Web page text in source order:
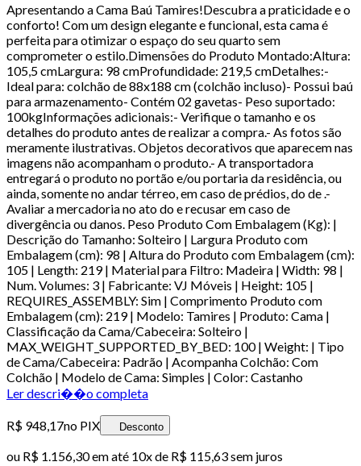
Apresentando a Cama Baú Tamires!Descubra a praticidade e o
conforto! Com um design elegante e funcional, esta cama é
perfeita para otimizar o espaço do seu quarto sem
comprometer o estilo.Dimensões do Produto Montado:Altura:
105,5 cmLargura: 98 cmProfundidade: 219,5 cmDetalhes:-
Ideal para: colchão de 88x188 cm (colchão incluso)- Possui baú
para armazenamento- Contém 02 gavetas- Peso suportado:
100kgInformações adicionais:- Verifique o tamanho e os
detalhes do produto antes de realizar a compra.- As fotos são
meramente ilustrativas. Objetos decorativos que aparecem nas
imagens não acompanham o produto.- A transportadora
entregará o produto no portão e/ou portaria da residência, ou
ainda, somente no andar térreo, em caso de prédios, do de .-
Avaliar a mercadoria no ato do e recusar em caso de
divergência ou danos. Peso Produto Com Embalagem (Kg): |
Descrição do Tamanho: Solteiro | Largura Produto com
Embalagem (cm): 98 | Altura do Produto com Embalagem (cm):
105 | Length: 219 | Material para Filtro: Madeira | Width: 98 |
Num. Volumes: 3 | Fabricante: VJ Móveis | Height: 105 |
REQUIRES_ASSEMBLY: Sim | Comprimento Produto com
Embalagem (cm): 219 | Modelo: Tamires | Produto: Cama |
Classificação da Cama/Cabeceira: Solteiro |
MAX_WEIGHT_SUPPORTED_BY_BED: 100 | Weight: | Tipo
de Cama/Cabeceira: Padrão | Acompanha Colchão: Com
Colchão | Modelo de Cama: Simples | Color: Castanho
Ler descri��o completa
R$ 948,17no PIX Desconto
ou R$ 1.156,30em até 10x de R$ 115,63 sem juros